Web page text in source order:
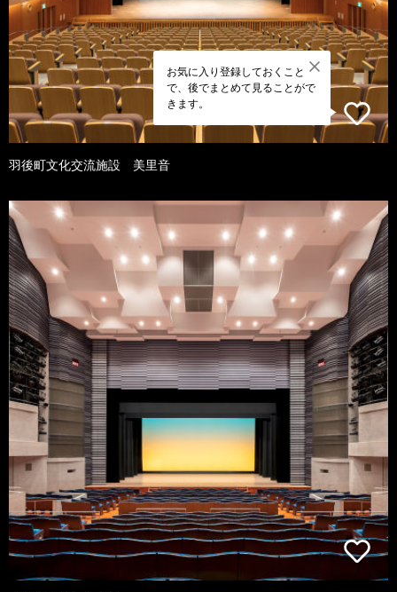
お気に入り登録しておくこと
で、後でまとめて見ることがで
きます。
羽後町文化交流施設 美里音